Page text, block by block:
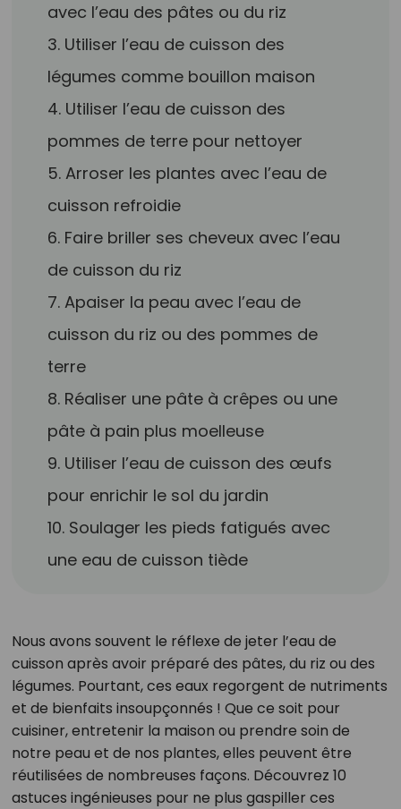
avec l’eau des pâtes ou du riz
3. Utiliser l’eau de cuisson des
légumes comme bouillon maison
4. Utiliser l’eau de cuisson des
pommes de terre pour nettoyer
5. Arroser les plantes avec l’eau de
cuisson refroidie
6. Faire briller ses cheveux avec l’eau
de cuisson du riz
7. Apaiser la peau avec l’eau de
cuisson du riz ou des pommes de
terre
8. Réaliser une pâte à crêpes ou une
pâte à pain plus moelleuse
9. Utiliser l’eau de cuisson des œufs
pour enrichir le sol du jardin
10. Soulager les pieds fatigués avec
une eau de cuisson tiède
Nous avons souvent le réflexe de jeter l’eau de
cuisson après avoir préparé des pâtes, du riz ou des
légumes. Pourtant, ces eaux regorgent de nutriments
et de bienfaits insoupçonnés ! Que ce soit pour
cuisiner, entretenir la maison ou prendre soin de
notre peau et de nos plantes, elles peuvent être
réutilisées de nombreuses façons. Découvrez 10
astuces ingénieuses pour ne plus gaspiller ces